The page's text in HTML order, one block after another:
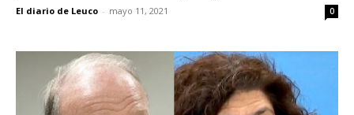
El diario de Leuco - mayo 11, 2021 0